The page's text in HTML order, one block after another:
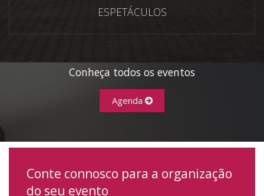
ESPETÁCULOS
Conheça todos os eventos
Agenda
Conte connosco para a organização
do seu evento